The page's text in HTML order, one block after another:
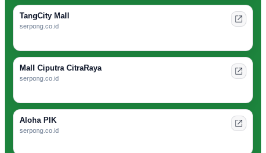
TangCity Mall
serpong.co.id
Mall Ciputra CitraRaya
serpong.co.id
Aloha PIK
serpong.co.id